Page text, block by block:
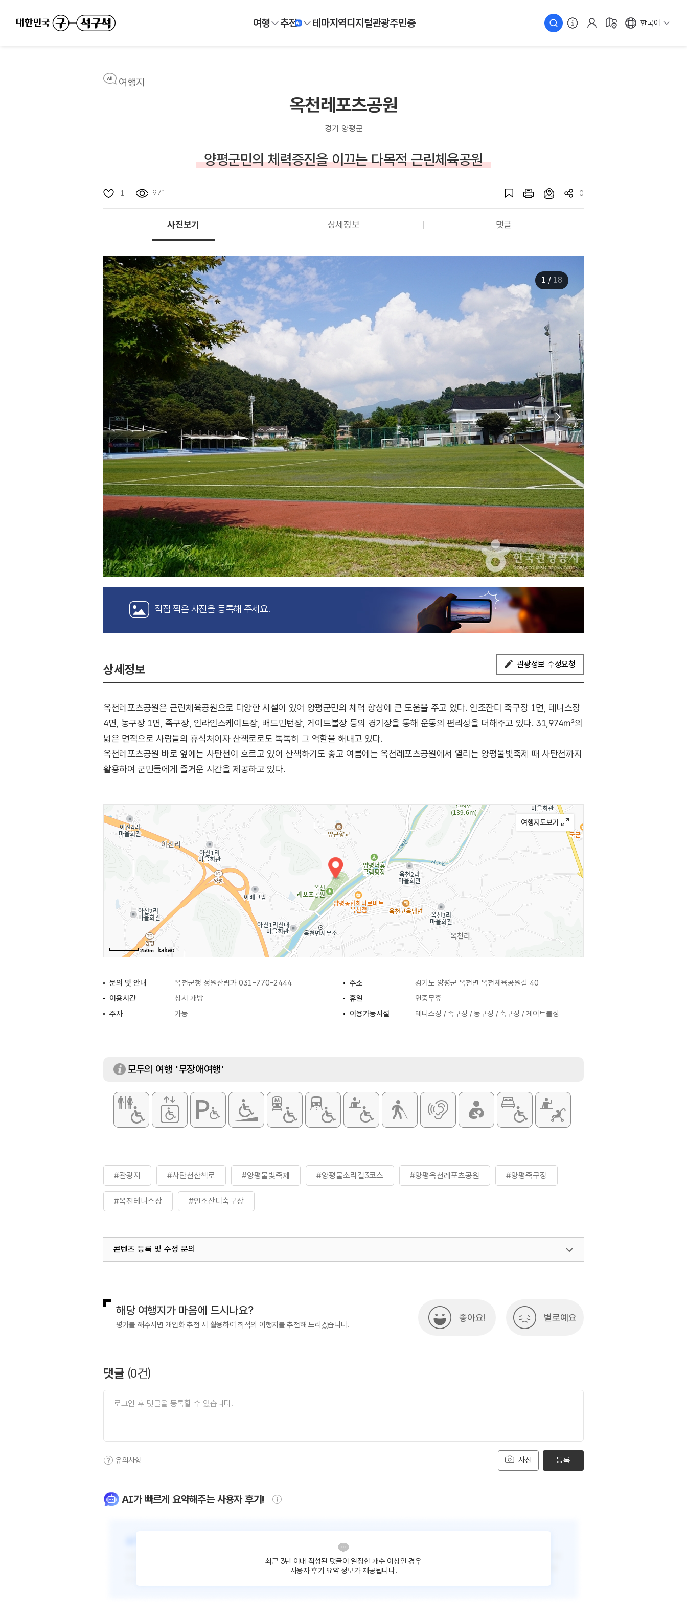
여행 추천 테마지역디지털관광주민증 한국어
여행지
옥천레포츠공원
경기 양평군
양평군민의 체력증진을 이끄는 다목적 근린체육공원
1 971 0
사진보기 상세정보 댓글
1 / 18
직접 찍은 사진을 등록해 주세요.
상세정보 관광정보 수정요청
옥천레포츠공원은 근린체육공원으로 다양한 시설이 있어 양평군민의 체력 향상에 큰 도움을 주고 있다. 인조잔디 축구장 1면, 테니스장
4면, 농구장 1면, 족구장, 인라인스케이트장, 배드민턴장, 게이트볼장 등의 경기장을 통해 운동의 편리성을 더해주고 있다. 31,974㎡의
넓은 면적으로 사람들의 휴식처이자 산책로로도 톡톡히 그 역할을 해내고 있다.
옥천레포츠공원 바로 옆에는 사탄천이 흐르고 있어 산책하기도 좋고 여름에는 옥천레포츠공원에서 열리는 양평물빛축제 때 사탄천까지
활용하여 군민들에게 즐거운 시간을 제공하고 있다.
250m
문의 및 안내 옥천군청 정원산림과 031-770-2444 주소
경기도 양평군 옥천면 옥천체육공원길 40
이용시간
상시 개방 휴일
연중무휴
주차
가능 이용가능시설 테니스장 / 족구장 / 농구장 / 축구장 / 게이트볼장
모두의 여행 '무장애여행'
#관광지 #사탄천산책로 #양평물빛축제 #양평물소리길3코스 #양평옥천레포츠공원 #양평축구장
#옥천테니스장 #인조잔디축구장
콘텐츠 등록 및 수정 문의
해당 여행지가 마음에 드시나요?
평가를 해주시면 개인화 추천 시 활용하여 최적의 여행지를 추천해 드리겠습니다.
좋아요! 별로예요
댓글 (0건)
사진
유의사항 등록
AI가 빠르게 요약해주는 사용자 후기!
최근 3년 이내 작성된 댓글이 일정한 개수 이상인 경우
사용자 후기 요약 정보가 제공됩니다.